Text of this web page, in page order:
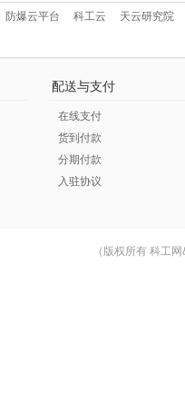
防爆云平台 科工云 天云研究院
配送与支付
在线支付
货到付款
分期付款
入驻协议
（版权所有 科工